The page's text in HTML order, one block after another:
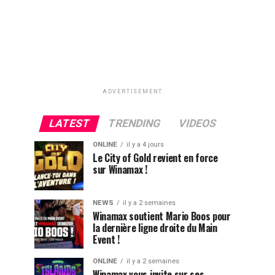
ADVERTISEMENT
LATEST TRENDING VIDEOS
ONLINE il y a 4 jours
Le City of Gold revient en force
sur Winamax !
NEWS il y a 2 semaines
Winamax soutient Mario Boos pour
la dernière ligne droite du Main
Event !
ONLINE il y a 2 semaines